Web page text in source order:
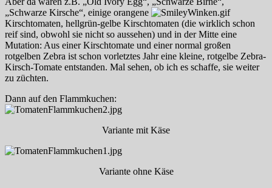
„Schwarze Kirsche“, einige orangene
Kirschtomaten, hellgrün-gelbe Kirschtomaten (die wirklich schon
reif sind, obwohl sie nicht so aussehen) und in der Mitte eine
Mutation: Aus einer Kirschtomate und einer normal großen
rotgelben Zebra ist schon vorletztes Jahr eine kleine, rotgelbe Zebra-
Kirsch-Tomate entstanden. Mal sehen, ob ich es schaffe, sie weiter
zu züchten.
Dann auf den Flammkuchen:
Variante mit Käse
Variante ohne Käse